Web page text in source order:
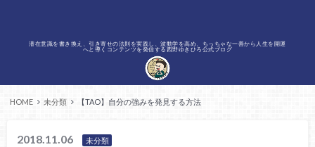
潜在意識を書き換え、引き寄せの法則を実践し、波動学を高め、ちっちゃな一善から人生を開運
へと導くコンテンツを発信する西野ゆきひろ公式ブログ
HOME 未分類 【TAO】自分の強みを発見する方法
2018.11.06 未分類